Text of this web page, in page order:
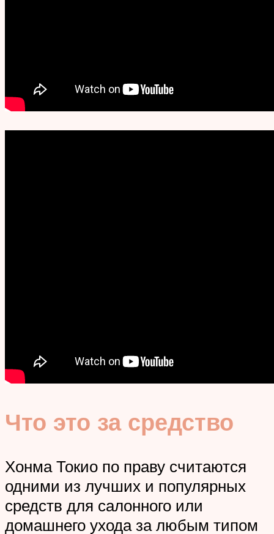
Что это за средство
Хонма Токио по праву считаются
одними из лучших и популярных
средств для салонного или
домашнего ухода за любым типом